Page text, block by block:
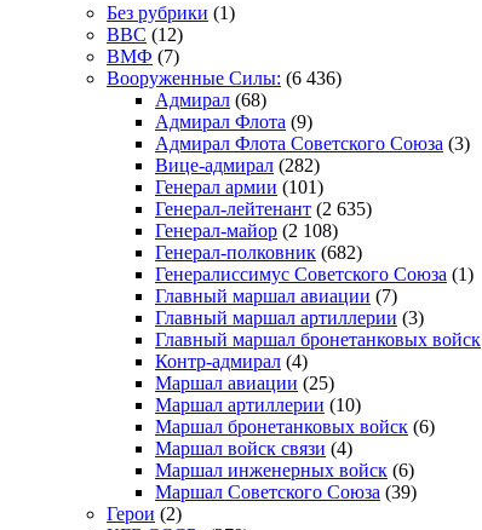
Без рубрики (1)
ВВС (12)
ВМФ (7)
Вооруженные Силы: (6 436)
Адмирал (68)
Адмирал Флота (9)
Адмирал Флота Советского Союза (3)
Вице-адмирал (282)
Генерал армии (101)
Генерал-лейтенант (2 635)
Генерал-майор (2 108)
Генерал-полковник (682)
Генералиссимус Советского Союза (1)
Главный маршал авиации (7)
Главный маршал артиллерии (3)
Главный маршал бронетанковых войск
Контр-адмирал (4)
Маршал авиации (25)
Маршал артиллерии (10)
Маршал бронетанковых войск (6)
Маршал войск связи (4)
Маршал инженерных войск (6)
Маршал Советского Союза (39)
Герои (2)